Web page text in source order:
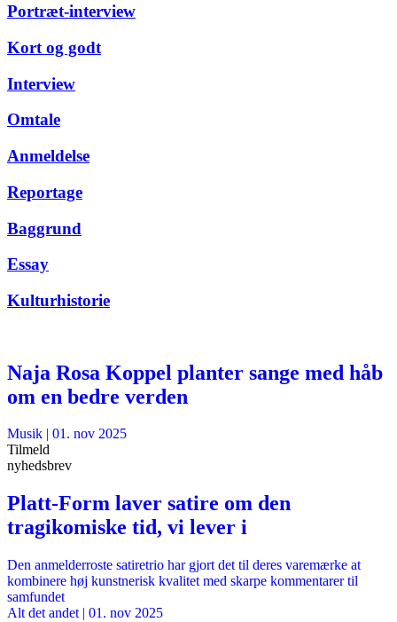
Portræt-interview
Kort og godt
Interview
Omtale
Anmeldelse
Reportage
Baggrund
Essay
Kulturhistorie
Naja Rosa Koppel planter sange med håb
om en bedre verden
Musik
01. nov 2025
Tilmeld
nyhedsbrev
Platt-Form laver satire om den
tragikomiske tid, vi lever i
Den anmelderroste satiretrio har gjort det til deres varemærke at
kombinere høj kunstnerisk kvalitet med skarpe kommentarer til
samfundet
Alt det andet | 01. nov 2025